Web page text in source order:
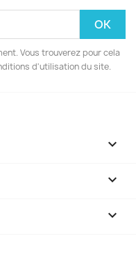
Vous trouverez pour cela
d'utilisation du site.


keyboard_arrow_down